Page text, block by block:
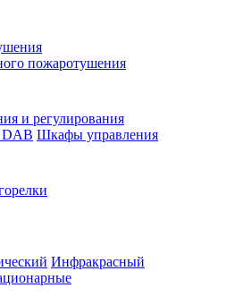
пожаротушения
и регулирования
DAB Шкафы управления
Инфракрасный